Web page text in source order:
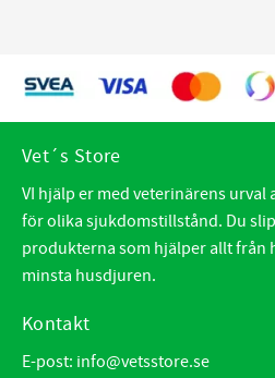
Vet´s Store
VI hjälp er med veterinärens urval
för olika sjukdomstillstånd. Du
produkterna som hjälper allt från
minsta husdjuren.
Kontakt
E-post: info@vetsstore.se